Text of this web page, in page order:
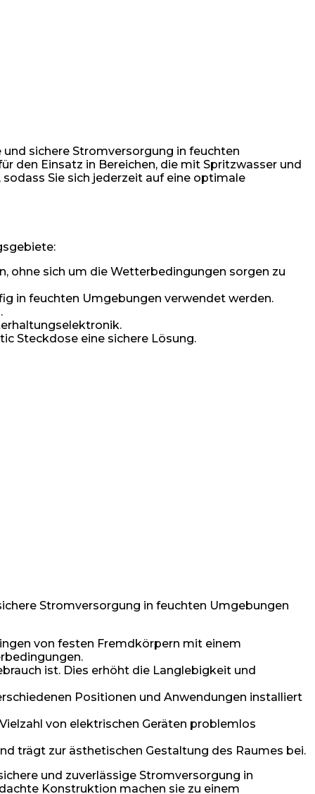
sichere Stromversorgung in feuchten
den Einsatz in Bereichen, die mit Spritzwasser und
Sie sich jederzeit auf eine optimale
ohne sich um die Wetterbedingungen sorgen zu
in feuchten Umgebungen verwendet werden.
Steckdose eine sichere Lösung.
Stromversorgung in feuchten Umgebungen
von festen Fremdkörpern mit einem
ist. Dies erhöht die Langlebigkeit und
Positionen und Anwendungen installiert
von elektrischen Geräten problemlos
trägt zur ästhetischen Gestaltung des Raumes bei.
und zuverlässige Stromversorgung in
Konstruktion machen sie zu einem